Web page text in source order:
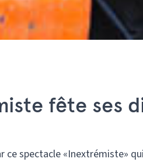
fête ses
spectacle «Inextrémiste»